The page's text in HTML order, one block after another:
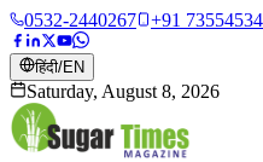
0532-2440267 +91
हिंदी/EN
Saturday, August 8, 2026